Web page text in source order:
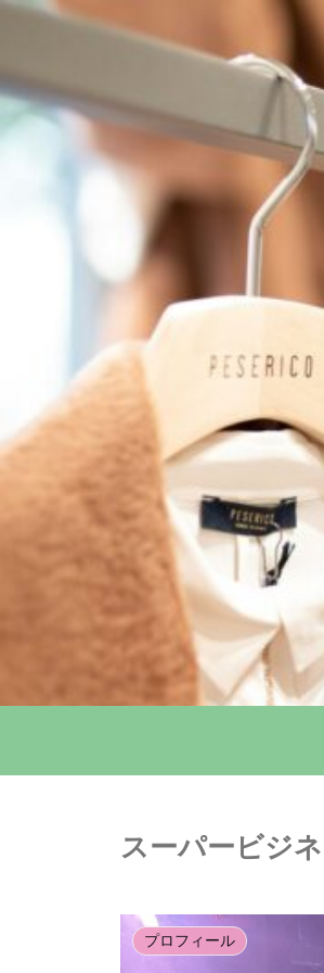
スーパービジ
プロフィール